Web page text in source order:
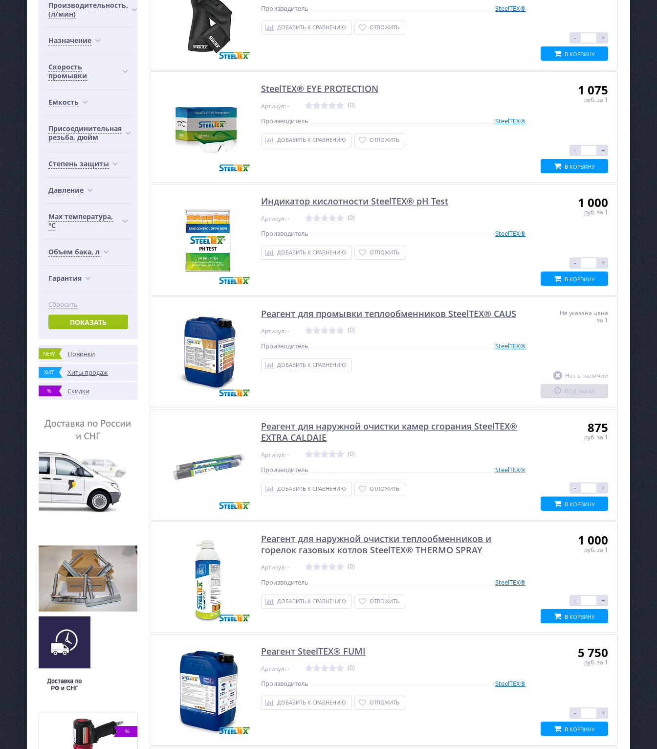
Производительность,
(л/мин)
Назначение
Скорость
промывки
Емкость
Присоединительная
резьба, дюйм
Степень защиты
Давление
Max температура,
°С
Объем бака, л
Гарантия
Сбросить
ПОКАЗАТЬ
NEW Новинки
ХИТ Хиты продаж
% Скидки
%
NEW
Производитель SteelTEX®
ДОБАВИТЬ К СРАВНЕНИЮ ОТЛОЖИТЬ
+
-
В КОРЗИНУ
SteelTEX® EYE PROTECTION
Артикул: - (0)
Производитель SteelTEX®
ДОБАВИТЬ К СРАВНЕНИЮ ОТЛОЖИТЬ
1 075
руб. за 1
+
-
В КОРЗИНУ
Индикатор кислотности SteelTEX® pH Test
Артикул: - (0)
Производитель SteelTEX®
ДОБАВИТЬ К СРАВНЕНИЮ ОТЛОЖИТЬ
1 000
руб. за 1
+
-
В КОРЗИНУ
Реагент для промывки теплообменников SteelTEX® CAUS
Артикул: - (0)
Производитель SteelTEX®
ДОБАВИТЬ К СРАВНЕНИЮ
Не указана цена
за 1
Нет в наличии
ПОД ЗАКАЗ
Реагент для наружной очистки камер сгорания SteelTEX®
EXTRA CALDAIE
Артикул: - (0)
Производитель SteelTEX®
ДОБАВИТЬ К СРАВНЕНИЮ ОТЛОЖИТЬ
875
руб. за 1
+
-
В КОРЗИНУ
Реагент для наружной очистки теплообменников и
горелок газовых котлов SteelTEX® THERMO SPRAY
Артикул: - (0)
Производитель SteelTEX®
ДОБАВИТЬ К СРАВНЕНИЮ ОТЛОЖИТЬ
1 000
руб. за 1
+
-
В КОРЗИНУ
Реагент SteelTEX® FUMI
Артикул: - (0)
Производитель SteelTEX®
ДОБАВИТЬ К СРАВНЕНИЮ ОТЛОЖИТЬ
5 750
руб. за 1
+
-
В КОРЗИНУ